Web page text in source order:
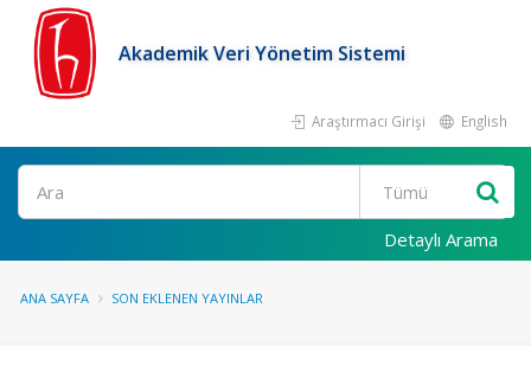
Akademik Veri Yönetim Sistemi
Araştırmacı Girişi English
Ara
Detaylı Arama
ANA SAYFA SON EKLENEN YAYINLAR